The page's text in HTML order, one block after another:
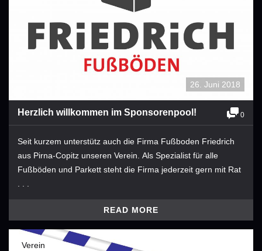
26. Juni 2018
Herzlich willkommen im Sponsorenpool! 0
Seit kurzem unterstütz auch die Firma Fußboden Friedrich
aus Pirna-Copitz unseren Verein. Als Spezialist für alle
Fußböden und Parkett steht die Firma jederzeit gern mit Rat
READ MORE
Verein